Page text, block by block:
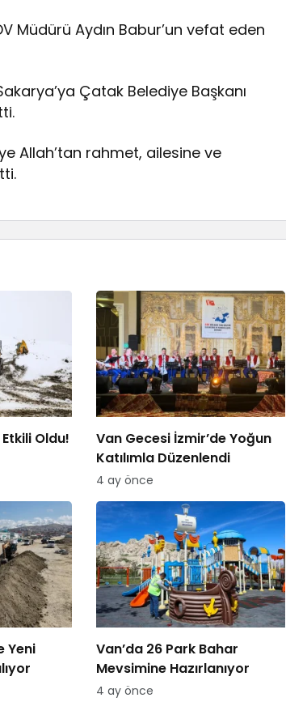
Müdürü Aydın Babur’un vefat eden
Çatak Belediye Başkanı
Allah’tan rahmet, ailesine ve
Oldu!
Van Gecesi İzmir’de Yoğun
Katılımla Düzenlendi
4 ay önce
Yeni
Van’da 26 Park Bahar
Mevsimine Hazırlanıyor
4 ay önce